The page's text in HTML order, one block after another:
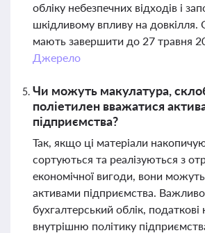
обліку небезпечних відходів і
шкідливому впливу на
мають завершити до 27 травня
Джерело
Чи можуть макулатура,
поліетилен вважатися
підприємства?
Так, якщо ці матеріали
сортуються та реалізуються з
економічної вигоди, вони
активами підприємства.
бухгалтерський облік, податкові
внутрішню політику